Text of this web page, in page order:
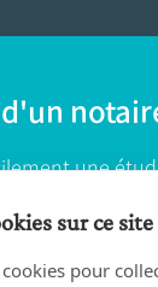
une
vous.
NOTAIRE
sur ce site
pour